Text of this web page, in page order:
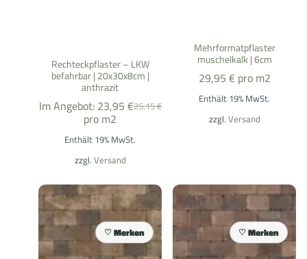
Rechteckpflaster – LKW
befahrbar | 20x30x8cm |
anthrazit
Im Angebot: 25,15€
23,95 €
pro m2
Enthält 19% MwSt.
zzgl. Versand
Mehrformatpflaster
muschelkalk | 6cm
29,95 € pro m2
Enthält 19% MwSt.
zzgl. Versand
Merken Merken